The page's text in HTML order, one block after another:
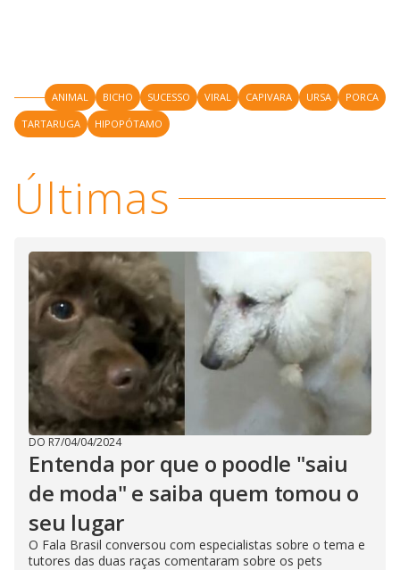
ANIMAL BICHO SUCESSO VIRAL CAPIVARA URSA
PORCA
TARTARUGA
HIPOPÓTAMO
Últimas
DO R7/04/04/2024
Entenda por que o poodle "saiu
de moda" e saiba quem tomou o
seu lugar
O Fala Brasil conversou com especialistas sobre o tema e
tutores das duas raças comentaram sobre os pets